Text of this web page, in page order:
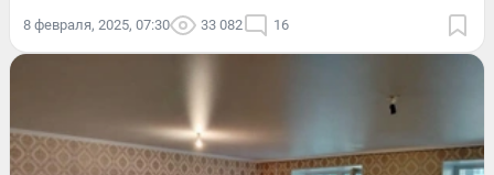
8 февраля, 2025, 07:30 33 082 16